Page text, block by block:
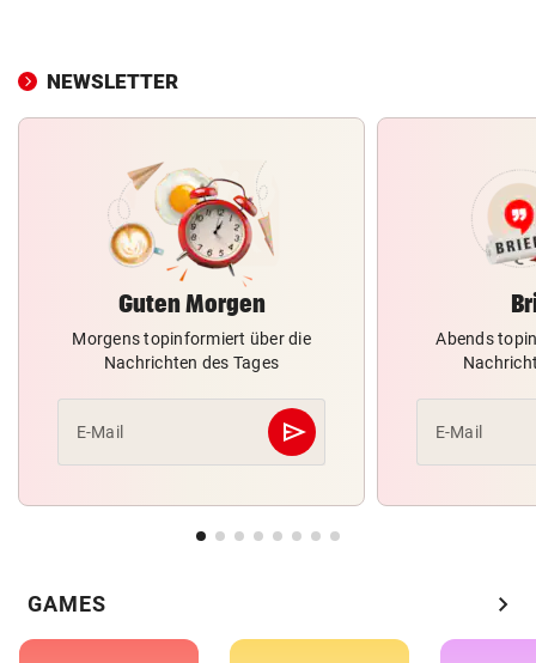
NEWSLETTER
Guten Morgen
Morgens topinformiert über die
Nachrichten des Tages
E-Mail send
Abschicken
Abends
E-Mail
GAMES chevron_right